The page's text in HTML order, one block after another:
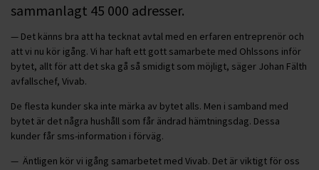
sammanlagt 45 000 adresser.
— Det känns bra att ha tecknat avtal med en erfaren entreprenör och
att vi nu kör igång. Vi har haft ett gott samarbete med Ohlssons inför
bytet, allt för att det ska gå så smidigt som möjligt, säger Johan Fälth
avfallschef, Vivab.
De flesta kunder ska inte märka av bytet alls. Men i samband med
bytet är det några hushåll som får ändrad hämtningsdag. Dessa
kunder får sms-information i förväg.
— Äntligen kör vi igång samarbetet med Vivab. Det är viktigt för oss